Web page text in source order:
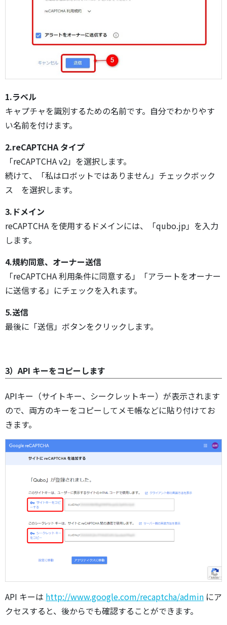
1.ラベル
キャプチャを識別するための名前です。自分でわかりやす
い名前を付けます。
2.reCAPTCHA タイプ
「reCAPTCHA v2」を選択します。
続けて、「私はロボットではありません」チェックボック
ス を選択します。
3.ドメイン
reCAPTCHA を使用するドメインには、「qubo.jp」を入力
します。
4.規約同意、オーナー送信
「reCAPTCHA 利用条件に同意する」「アラートをオーナー
に送信する」にチェックを入れます。
5.送信
最後に「送信」ボタンをクリックします。
3）API キーをコピーします
APIキー（サイトキー、シークレットキー）が表示されます
ので、両方のキーをコピーしてメモ帳などに貼り付けてお
きます。
API キーは http://www.google.com/recaptcha/admin にア
クセスすると、後からでも確認することができます。